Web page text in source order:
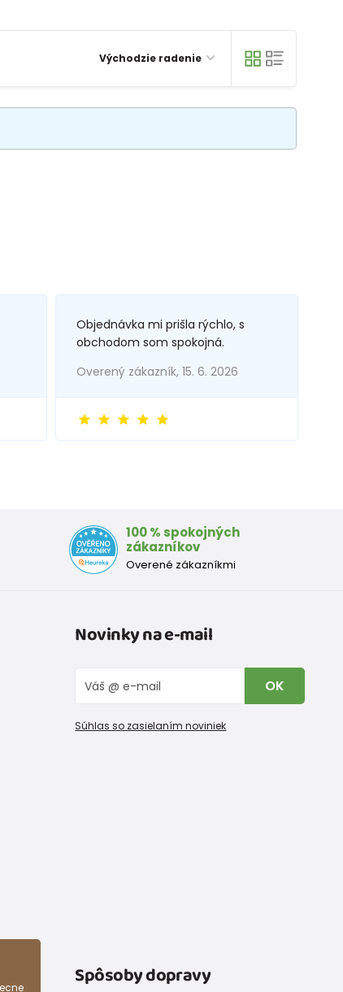
Východzie radenie
Objednávka mi prišla rýchlo, s
obchodom som spokojná.
Overený zákazník, 15. 6. 2026
100 % spokojných
zákazníkov
Overené zákazníkmi
Novinky na e-mail
OK
Súhlas so zasielaním noviniek
Spôsoby dopravy